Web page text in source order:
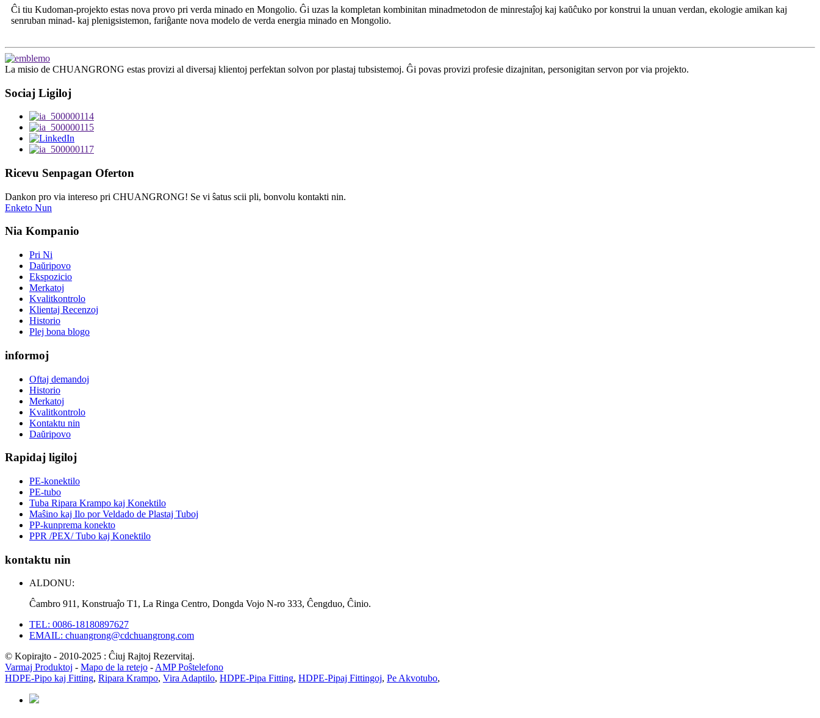
Ĉi tiu Kudoman-projekto estas nova provo pri verda minado en Mongolio. Ĝi uzas la kompletan kombinitan minadmetodon de minrestaĵoj kaj kaŭĉuko por konstrui la unuan verdan, ekologie amikan kaj
senruban minad- kaj plenigsistemon, fariĝante nova modelo de verda energia minado en Mongolio.
La misio de CHUANGRONG estas provizi al diversaj klientoj perfektan solvon por plastaj tubsistemoj. Ĝi povas provizi profesie dizajnitan, personigitan servon por via projekto.
Sociaj Ligiloj
Ricevu Senpagan Oferton
Dankon pro via intereso pri CHUANGRONG! Se vi ŝatus scii pli, bonvolu kontakti nin.
Enketo Nun
Nia Kompanio
Pri Ni
Daŭripovo
Ekspozicio
Merkatoj
Kvalitkontrolo
Klientaj Recenzoj
Historio
Plej bona blogo
informoj
Oftaj demandoj
Historio
Merkatoj
Kvalitkontrolo
Kontaktu nin
Daŭripovo
Rapidaj ligiloj
PE-konektilo
PE-tubo
Tuba Ripara Krampo kaj Konektilo
Maŝino kaj Ilo por Veldado de Plastaj Tuboj
PP-kunprema konekto
PPR /PEX/ Tubo kaj Konektilo
kontaktu nin
ALDONU:
Ĉambro 911, Konstruaĵo T1, La Ringa Centro, Dongda Vojo N-ro 333, Ĉengduo, Ĉinio.
TEL: 0086-18180897627
EMAIL: chuangrong@cdchuangrong.com
© Kopirajto - 2010-2025 : Ĉiuj Rajtoj Rezervitaj.
Varmaj Produktoj - Mapo de la retejo -AMP Poŝtelefono
HDPE-Pipo kaj Fitting, Ripara Krampo, Vira Adaptilo, HDPE-Pipa Fitting, HDPE-Pipaj Fittingoj, Pe Akvotubo,